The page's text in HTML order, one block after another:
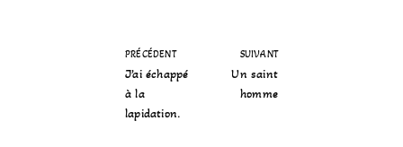
PRÉCÉDENT
J’ai échappé
à la
lapidation.
SUIVANT
Un saint
homme